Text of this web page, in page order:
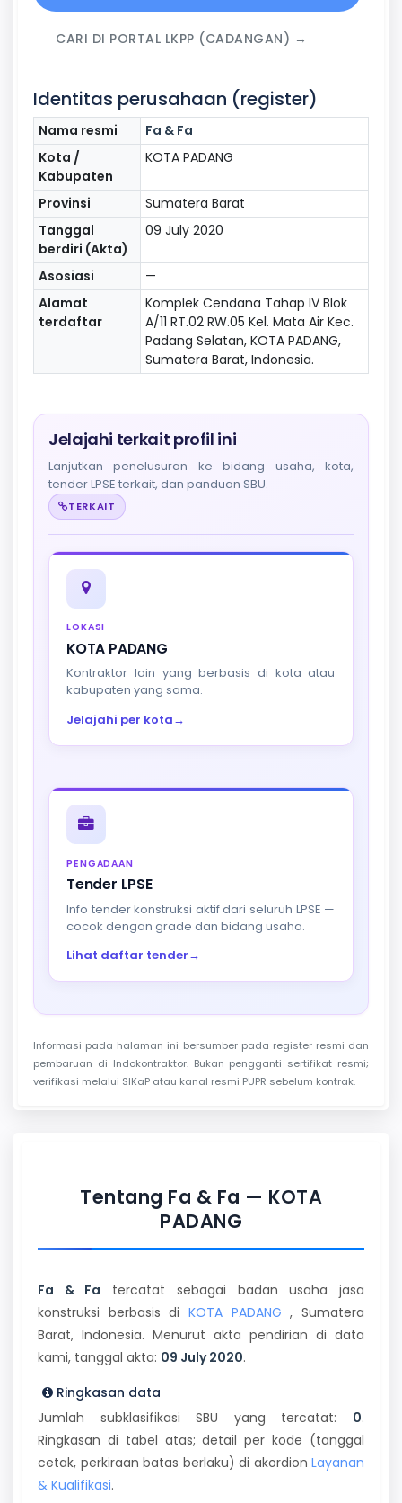
CARI DI PORTAL LKPP (CADANGAN) →
Identitas perusahaan (register)
Nama resmi
Fa & Fa
Kota /
Kabupaten
KOTA PADANG
Provinsi
Sumatera Barat
Tanggal
berdiri (Akta)
09 July 2020
Asosiasi
—
Alamat
terdaftar
Komplek Cendana Tahap IV Blok
A/11 RT.02 RW.05 Kel. Mata Air Kec.
Padang Selatan, KOTA PADANG,
Sumatera Barat, Indonesia.
Jelajahi terkait profil ini
Lanjutkan penelusuran ke bidang usaha, kota,
tender LPSE terkait, dan panduan SBU.
TERKAIT
LOKASI
KOTA PADANG
Kontraktor lain yang berbasis di kota atau
kabupaten yang sama.
Jelajahi per kota→
PENGADAAN
Tender LPSE
Info tender konstruksi aktif dari seluruh LPSE —
cocok dengan grade dan bidang usaha.
Lihat daftar tender→
Informasi pada halaman ini bersumber pada register resmi dan
pembaruan di Indokontraktor. Bukan pengganti sertifikat resmi;
verifikasi melalui SIKaP atau kanal resmi PUPR sebelum kontrak.
Tentang Fa & Fa — KOTA
PADANG
Fa & Fa tercatat sebagai badan usaha jasa
konstruksi berbasis di KOTA PADANG , Sumatera
Barat, Indonesia. Menurut akta pendirian di data
kami, tanggal akta: 09 July 2020.
Ringkasan data
Jumlah subklasifikasi SBU yang tercatat: 0.
Ringkasan di tabel atas; detail per kode (tanggal
cetak, perkiraan batas berlaku) di akordion Layanan
& Kualifikasi.